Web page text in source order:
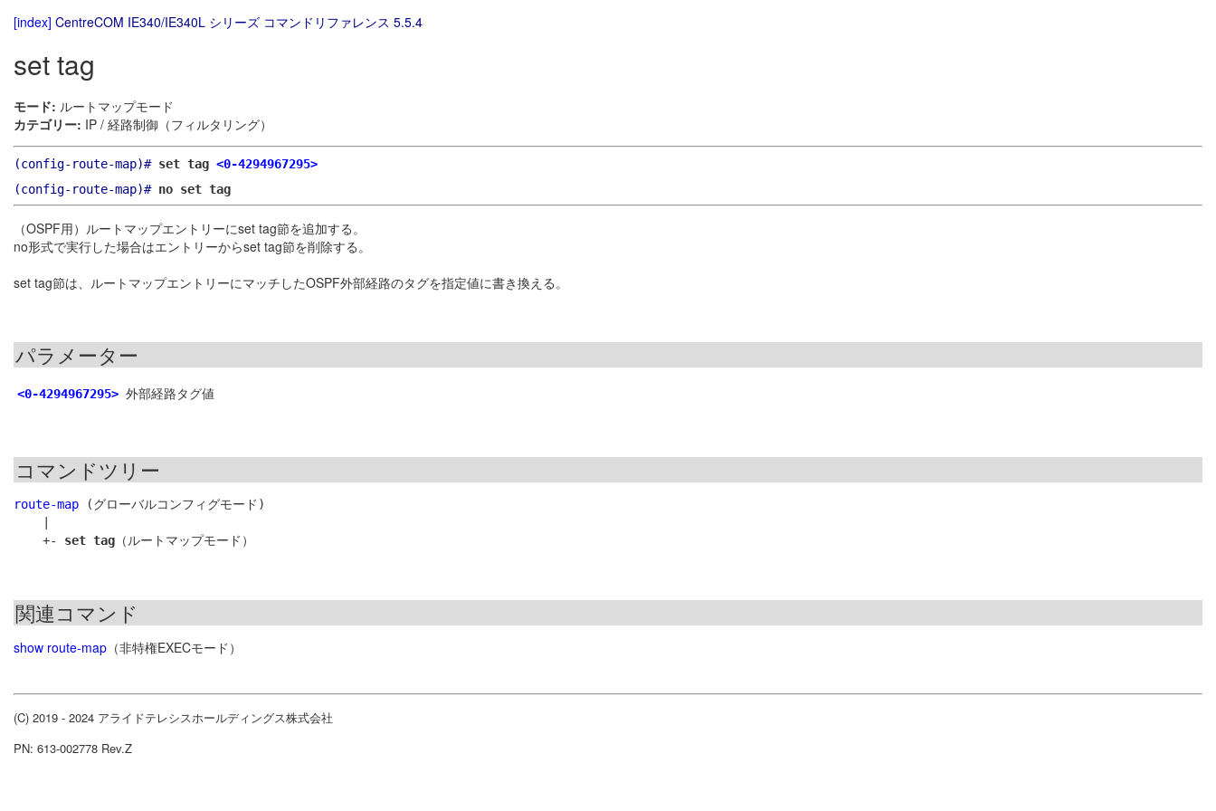
[index] CentreCOM IE340/IE340L シリーズ コマンドリファレンス 5.5.4
set tag
モード: ルートマップモード
カテゴリー: IP / 経路制御（フィルタリング）
(config-route-map)# set tag <0-4294967295>
(config-route-map)# no set tag
（OSPF用）ルートマップエントリーにset tag節を追加する。
no形式で実行した場合はエントリーからset tag節を削除する。
set tag節は、ルートマップエントリーにマッチしたOSPF外部経路のタグを指定値に書き換える。
パラメーター
<0-4294967295> 外部経路タグ値
コマンドツリー
route-map (グローバルコンフィグモード)
    +-
set tag
関連コマンド
show route-map （非特権EXECモード）
(C) 2019 - 2024 アライドテレシスホールディングス株式会社
PN: 613-002778 Rev.Z